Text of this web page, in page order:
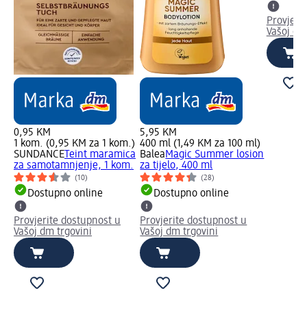
0,95 KM
1 kom. (0,95 KM za 1 kom.)
SUNDANCE Teint maramica
za samotamnjenje, 1 kom.
(10)
Dostupno online
Provjerite dostupnost u
Vašoj dm trgovini
5,95 KM
400 ml (1,49 KM za 100 ml)
BaleaMagic Summer losion
za tijelo, 400 ml
(28)
Dostupno online
Provjerite dostupnost u
Vašoj dm trgovini
Vašoj